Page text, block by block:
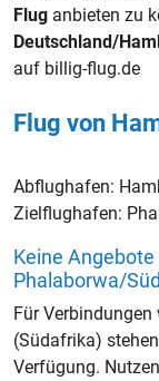
Flug anbieten zu
Deutschland/
auf billig-flug.de
Flug von
Abflughafen:
Zielflughafen:
Keine
Phalaborwa/
Für
(Südafrika)
Verfügung.